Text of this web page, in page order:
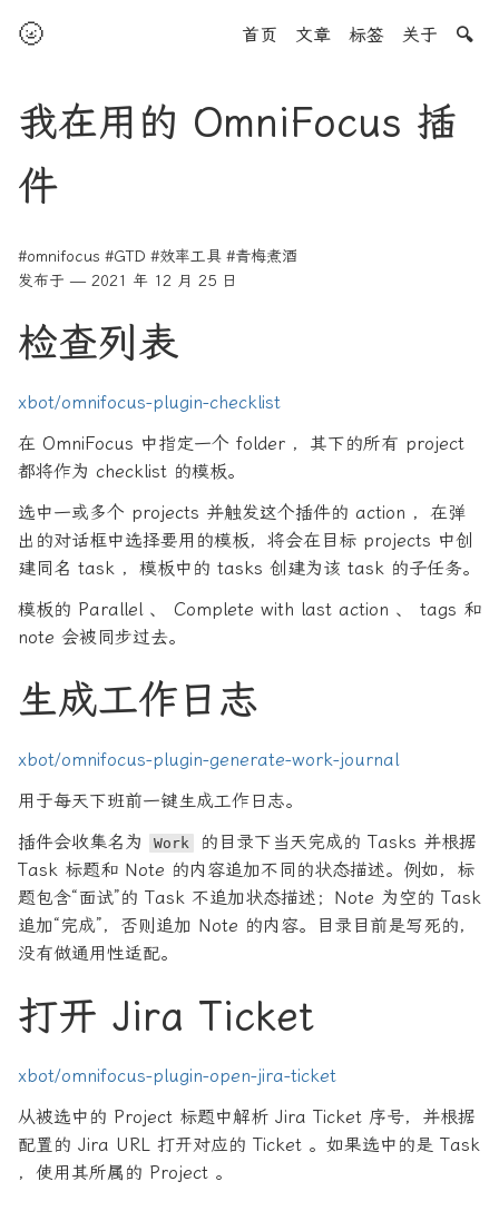
🌝 首页 文章 标签 关于 🔍
我在用的 OmniFocus 插
件
#omnifocus #GTD #效率工具 #青梅煮酒
发布于 — 2021 年 12 月 25 日
检查列表
xbot/omnifocus-plugin-checklist
在 OmniFocus 中指定一个 folder ，其下的所有 project
都将作为 checklist 的模板。
选中一或多个 projects 并触发这个插件的 action ，在弹
出的对话框中选择要用的模板，将会在目标 projects 中创
建同名 task ，模板中的 tasks 创建为该 task 的子任务。
模板的 Parallel 、 Complete with last action 、 tags 和
note 会被同步过去。
生成工作日志
xbot/omnifocus-plugin-generate-work-journal
用于每天下班前一键生成工作日志。
插件会收集名为
Work
的目录下当天完成的 Tasks 并根据
Task 标题和 Note 的内容追加不同的状态描述。例如，标
题包含“面试”的 Task 不追加状态描述；Note 为空的 Task
追加“完成”，否则追加 Note 的内容。目录目前是写死的，
没有做通用性适配。
打开 Jira Ticket
xbot/omnifocus-plugin-open-jira-ticket
从被选中的 Project 标题中解析 Jira Ticket 序号，并根据
配置的 Jira URL 打开对应的 Ticket 。如果选中的是 Task
，使用其所属的 Project 。